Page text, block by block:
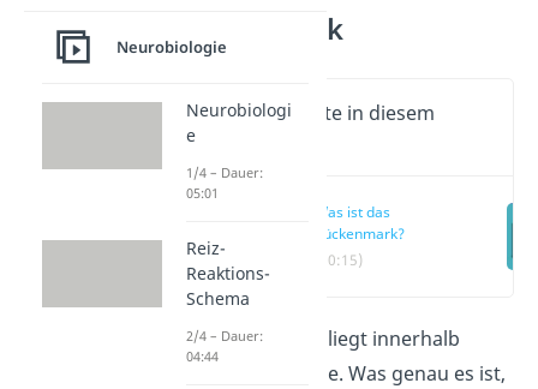
Rückenmark
Wichtige Inhalte in diesem
Video
Was ist das
Rückenmark?
(00:15)
DasRückenmark
liegt innerhalb
deiner Wirbelsäule. Was genau es ist,
Neurobiologie
Neurobiologi
e
1/4 – Dauer:
05:01
Reiz-
Reaktions-
Schema
2/4 – Dauer:
04:44